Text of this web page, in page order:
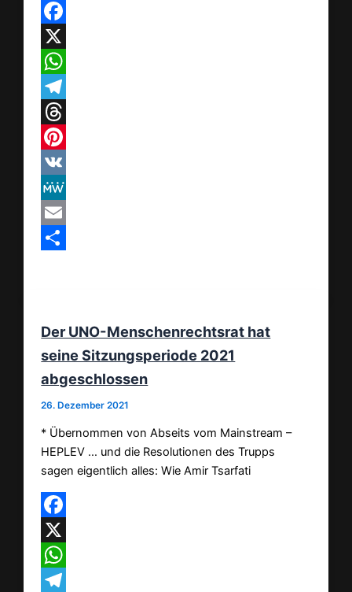
Facebook
X
WhatsApp
Telegram
Threads
Pinterest
VK
MeWe
Email
Der UNO-Menschenrechtsrat hat
seine Sitzungsperiode 2021
abgeschlossen
26. Dezember 2021
* Übernommen von Abseits vom Mainstream –
HEPLEV … und die Resolutionen des Trupps
sagen eigentlich alles: Wie Amir Tsarfati
Facebook
X
WhatsApp